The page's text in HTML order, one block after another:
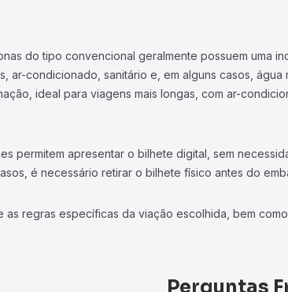
do tipo convencional geralmente possuem uma
ar-condicionado, sanitário e, em alguns casos, água
ideal para viagens mais longas, com ar-
permitem apresentar o bilhete digital, sem
é necessário retirar o bilhete físico antes do
as regras específicas da viação escolhida, bem
Perguntas